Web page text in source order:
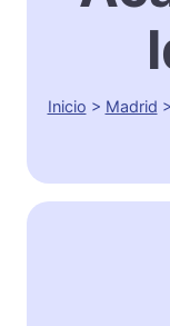
Inicio > Madrid >